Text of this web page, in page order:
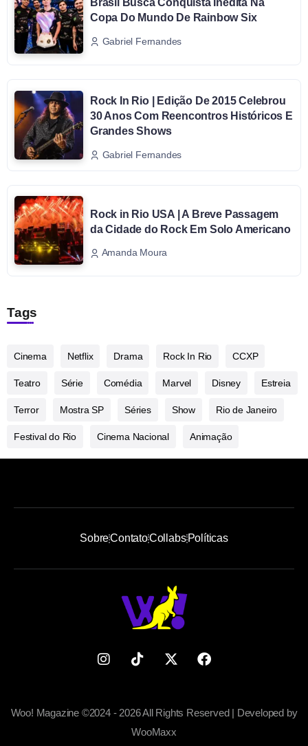
Brasil Busca Conquista Inédita Na
Copa Do Mundo De Rainbow Six
Gabriel Fernandes
Rock In Rio | Edição De 2015 Celebrou
30 Anos Com Reencontros Históricos E
Grandes Shows
Gabriel Fernandes
Rock in Rio USA | A Breve Passagem
da Cidade do Rock Em Solo Americano
Amanda Moura
Tags
Cinema Netflix Drama Rock In Rio CCXP
Teatro Série Comédia Marvel Disney Estreia
Terror Mostra SP Séries Show Rio de Janeiro
Festival do Rio Cinema Nacional Animação
SobreContatoCollabsPolíticas
Woo! Magazine ©2024 - 2026 All Rights Reserved | Developed by
WooMaxx